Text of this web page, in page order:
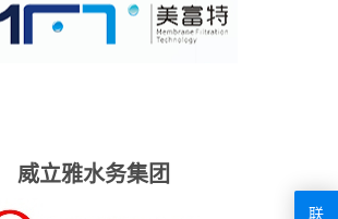
威立雅水务集团
联